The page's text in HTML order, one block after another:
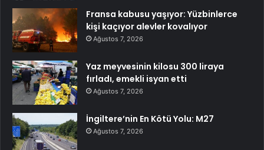
Fransa kabusu yaşıyor: Yüzbinlerce
kişi kaçıyor alevler kovalıyor
Ağustos 7, 2026
Yaz meyvesinin kilosu 300 liraya
fırladı, emekli isyan etti
Ağustos 7, 2026
İngiltere’nin En Kötü Yolu: M27
Ağustos 7, 2026